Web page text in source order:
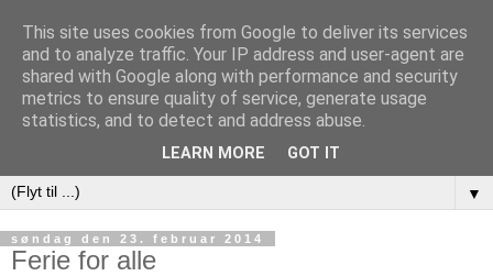
At Leve er Livet
▼
søndag den 23. februar 2014
Ferie for alle
This site uses cookies from Google to deliver its services
and to analyze traffic. Your IP address and user-agent are
shared with Google along with performance and security
metrics to ensure quality of service, generate usage
statistics, and to detect and address abuse.
LEARN MORE GOT IT